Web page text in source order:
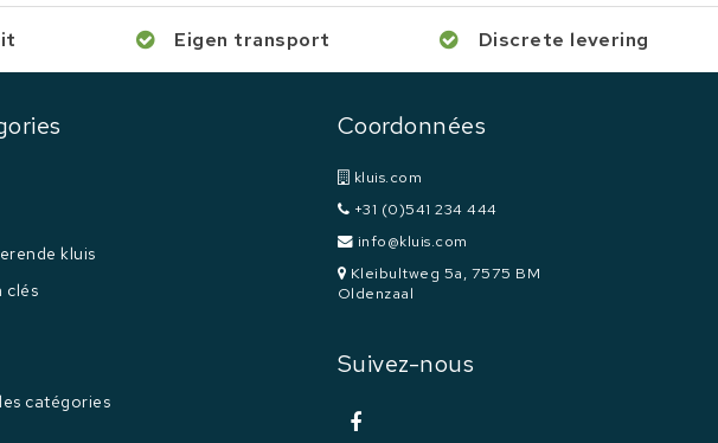
Eigen transport Discrete levering
kluis
clés
catégories
Coordonnées
kluis.com
+31 (0)541 234 444
info@kluis.com
Kleibultweg 5a, 7575 BM
Oldenzaal
Suivez-nous